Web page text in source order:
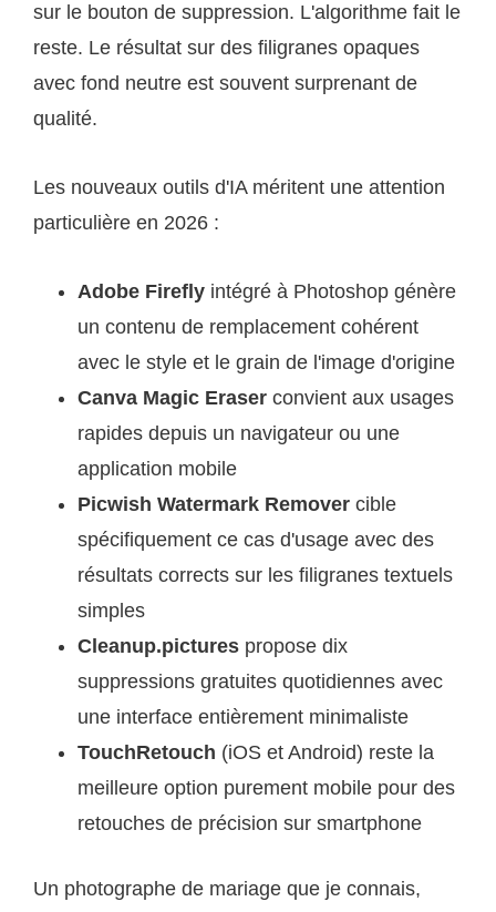
sur le bouton de suppression. L'algorithme fait le
reste. Le résultat sur des filigranes opaques
avec fond neutre est souvent surprenant de
qualité.
Les nouveaux outils d'IA méritent une attention
particulière en 2026 :
Adobe Firefly intégré à Photoshop génère
un contenu de remplacement cohérent
avec le style et le grain de l'image d'origine
Canva Magic Eraser convient aux usages
rapides depuis un navigateur ou une
application mobile
Picwish Watermark Remover cible
spécifiquement ce cas d'usage avec des
résultats corrects sur les filigranes textuels
simples
Cleanup.pictures propose dix
suppressions gratuites quotidiennes avec
une interface entièrement minimaliste
TouchRetouch (iOS et Android) reste la
meilleure option purement mobile pour des
retouches de précision sur smartphone
Un photographe de mariage que je connais,